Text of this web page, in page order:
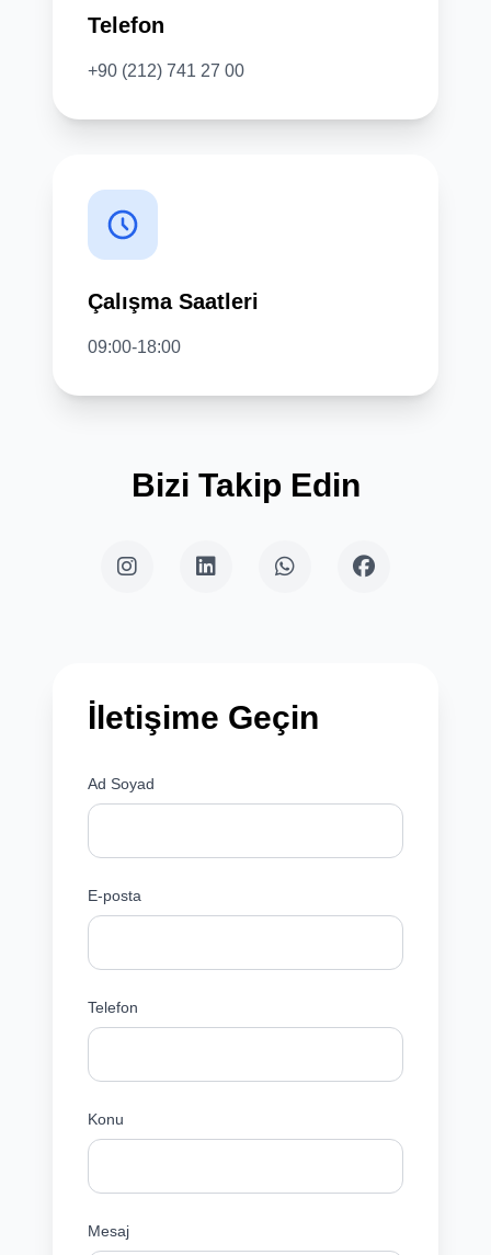
Telefon
+90 (212) 741 27 00
Çalışma Saatleri
09:00-18:00
Bizi Takip Edin
İletişime Geçin
Ad Soyad
E-posta
Telefon
Konu
Mesaj